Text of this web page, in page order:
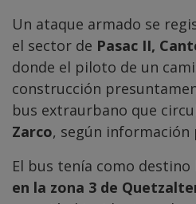
Un ataque armado se
el sector de Pasac II,
donde el piloto de un
construcción
bus extraurbano que
Zarco, según información
El bus tenía como destino
en la zona 3 de